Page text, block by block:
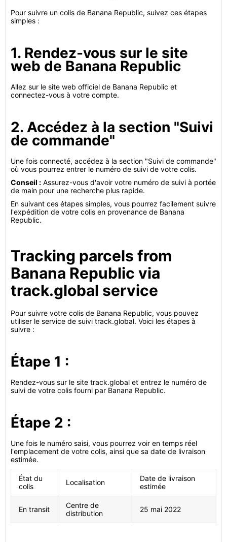
Pour suivre un colis de Banana Republic, suivez ces étapes
simples :
1. Rendez-vous sur le site
web de Banana Republic
Allez sur le site web officiel de Banana Republic et
connectez-vous à votre compte.
2. Accédez à la section "Suivi
de commande"
Une fois connecté, accédez à la section "Suivi de commande"
où vous pourrez entrer le numéro de suivi de votre colis.
Conseil : Assurez-vous d'avoir votre numéro de suivi à portée
de main pour une recherche plus rapide.
En suivant ces étapes simples, vous pourrez facilement suivre
l'expédition de votre colis en provenance de Banana
Republic.
Tracking parcels from
Banana Republic via
track.global service
Pour suivre votre colis de Banana Republic, vous pouvez
utiliser le service de suivi track.global. Voici les étapes à
suivre :
Étape 1 :
Rendez-vous sur le site track.global et entrez le numéro de
suivi de votre colis fourni par Banana Republic.
Étape 2 :
Une fois le numéro saisi, vous pourrez voir en temps réel
l'emplacement de votre colis, ainsi que sa date de livraison
estimée.
État du
colis
Localisation
Date de livraison
estimée
En transit
Centre de
distribution
25 mai 2022